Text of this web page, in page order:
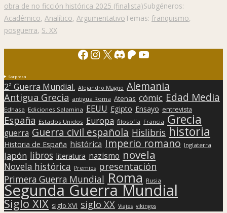
obra de no ficción histórica 2025 (finalista)Subgéneros:
Académico, Analítico, ArgumentativoTemas: franquismo,
posguerra, S. XX
Facebook
Instagram
X Discord
Patreon
YouTube
Sorpresa
2ª Guerra Mundial. Alejandro Magno Alemania
Antigua Grecia antigua Roma Atenas cómic Edad Media
Edhasa Ediciones Salamina EEUU Egipto Ensayo entrevista
España Estados Unidos Europa filosofía Francia Grecia
guerra Guerra civil española Hislibris historia
Historia de España histórica Imperio romano Inglaterra
Japón libros literatura nazismo novela
Novela histórica Premios presentación
Primera Guerra Mundial Roma Rusia
Segunda Guerra Mundial
Siglo XIX siglo XVI siglo XX Viajes vikingos